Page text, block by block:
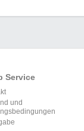
Service
und